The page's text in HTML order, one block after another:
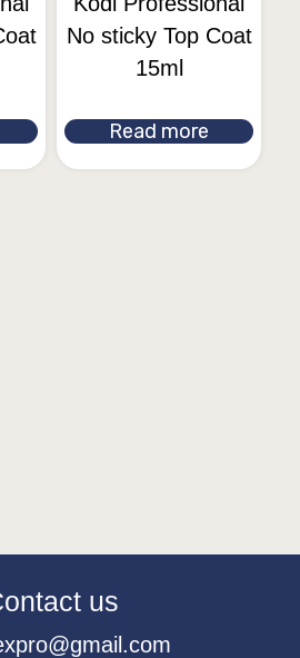
No sticky Top Coat
15ml
Read more
us